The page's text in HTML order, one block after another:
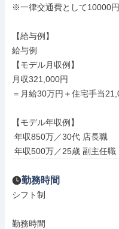
※一律交通費として10000
【給与例】
給与例
【モデル月収例】
月収321,000円
＝月給30万円＋住宅手当
【モデル年収例】
年収500万／25歳 副主任職
勤務時間
シフト制
勤務時間